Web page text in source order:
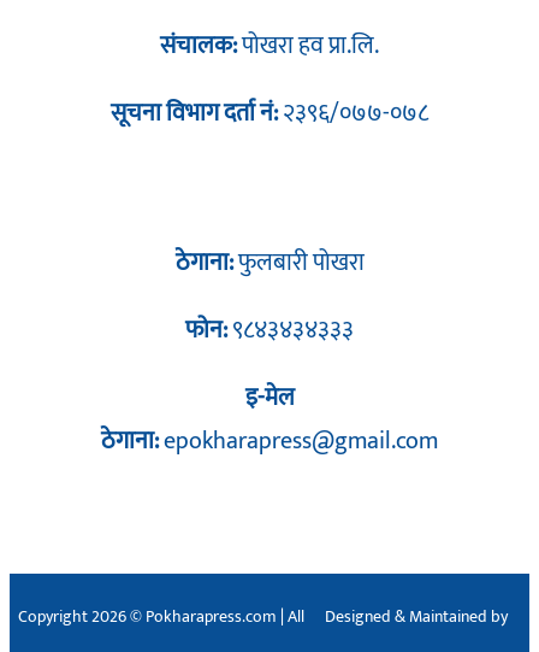
संचालक:पोखरा हव प्रा.लि.
सूचना विभाग दर्ता नं:२३९६/०७७-०७८
ठेगाना:फुलबारी पोखरा
फोन:९८४३४३४३३३
इ-मेल
ठेगाना:epokharapress@gmail.com
Copyright 2026 © Pokharapress.com | All
Designed & Maintained by